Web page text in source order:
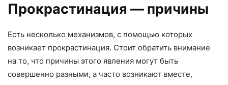
Прокрастинация — причины
Есть несколько механизмов, с помощью которых
возникает прокрастинация. Стоит обратить внимание
на то, что причины этого явления могут быть
совершенно разными, а часто возникают вместе,